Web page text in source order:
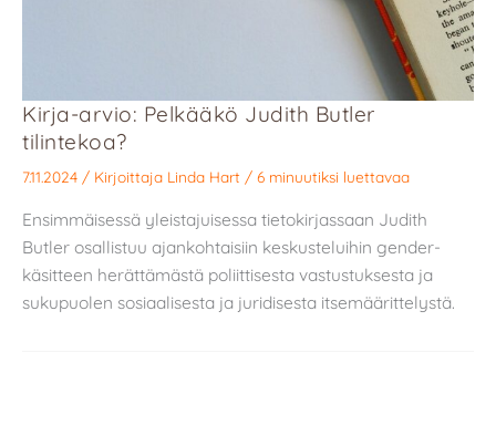
Kirja-arvio: Pelkääkö Judith Butler
tilintekoa?
7.11.2024 / Kirjoittaja Linda Hart / 6 minuutiksi luettavaa
Ensimmäisessä yleistajuisessa tietokirjassaan Judith
Butler osallistuu ajankohtaisiin keskusteluihin gender-
käsitteen herättämästä poliittisesta vastustuksesta ja
sukupuolen sosiaalisesta ja juridisesta itsemäärittelystä.